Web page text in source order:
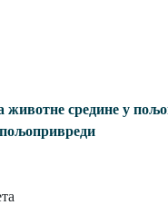
животне средине у